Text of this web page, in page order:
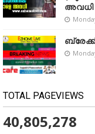
അവധി
TOTAL PAGEVIEWS
40,805,278